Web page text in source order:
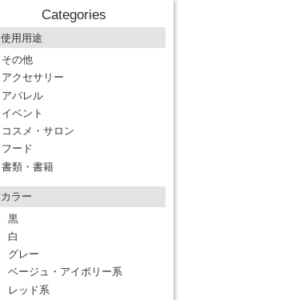
Categories
使用用途
その他
アクセサリー
アパレル
イベント
コスメ・サロン
フード
書類・書籍
カラー
黒
白
グレー
ベージュ・アイボリー系
レッド系